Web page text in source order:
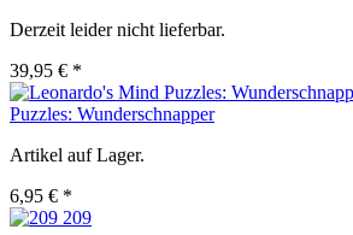
Derzeit leider nicht lieferbar.
39,95 € *
Puzzles: Wunderschnapper
Artikel auf Lager.
6,95 € *
209